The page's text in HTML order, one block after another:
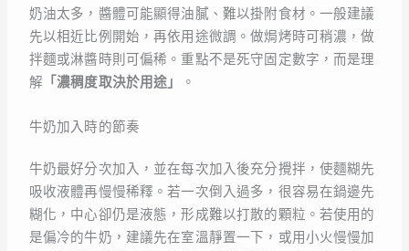
奶油太多，醬體可能顯得油膩、難以掛附食材。一般建議
先以相近比例開始，再依用途微調。做焗烤時可稍濃，做
拌麵或淋醬時則可偏稀。重點不是死守固定數字，而是理
解 「濃稠度取決於用途」 。
牛奶加入時的節奏
牛奶最好分次加入，並在每次加入後充分攪拌，使麵糊先
吸收液體再慢慢稀釋。若一次倒入過多，很容易在鍋邊先
糊化，中心卻仍是液態，形成難以打散的顆粒。若使用的
是偏冷的牛奶，建議先在室溫靜置一下，或用小火慢慢加